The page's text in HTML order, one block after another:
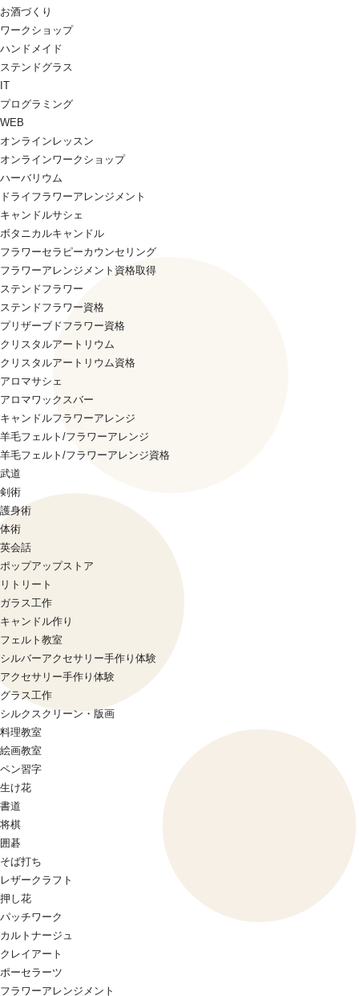
お酒づくり
ワークショップ
ハンドメイド
ステンドグラス
IT
プログラミング
WEB
オンラインレッスン
オンラインワークショップ
ハーバリウム
ドライフラワーアレンジメント
キャンドルサシェ
ボタニカルキャンドル
フラワーセラピーカウンセリング
フラワーアレンジメント資格取得
ステンドフラワー
ステンドフラワー資格
プリザーブドフラワー資格
クリスタルアートリウム
クリスタルアートリウム資格
アロマサシェ
アロマワックスバー
キャンドルフラワーアレンジ
羊毛フェルト/フラワーアレンジ
羊毛フェルト/フラワーアレンジ資格
武道
剣術
護身術
体術
英会話
ポップアップストア
リトリート
ガラス工作
キャンドル作り
フェルト教室
シルバーアクセサリー手作り体験
アクセサリー手作り体験
グラス工作
シルクスクリーン・版画
料理教室
絵画教室
ペン習字
生け花
書道
将棋
囲碁
そば打ち
レザークラフト
押し花
パッチワーク
カルトナージュ
クレイアート
ポーセラーツ
フラワーアレンジメント